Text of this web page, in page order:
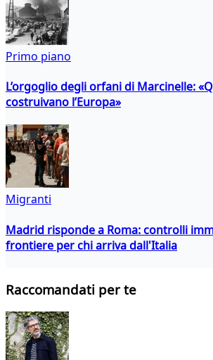
Primo piano
L’orgoglio degli orfani di Marcinelle:
costruivano l’Europa»
Migranti
Madrid risponde a Roma: controlli
frontiere per chi arriva dall'Italia
Raccomandati per te